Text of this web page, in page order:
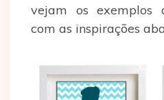
vejam os exemplos
com as inspirações